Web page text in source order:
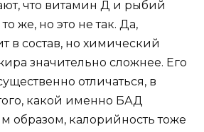
что витамин Д и рыбий
же, но это не так. Да,
в состав, но химический
значительно сложнее. Его
отличаться, в
какой именно БАД
образом, калорийность тоже